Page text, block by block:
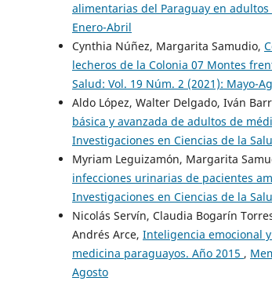
alimentarias del Paraguay en adultos
Enero-Abril
Cynthia Núñez, Margarita Samudio,
lecheros de la Colonia 07 Montes
Salud: Vol. 19 Núm. 2 (2021): Mayo-
Aldo López, Walter Delgado, Iván
básica y avanzada de adultos de
Investigaciones en Ciencias de la
Myriam Leguizamón, Margarita
infecciones urinarias de pacientes
Investigaciones en Ciencias de la
Nicolás Servín, Claudia Bogarín
Andrés Arce, Inteligencia emocional
medicina paraguayos. Año 2015 ,
Agosto